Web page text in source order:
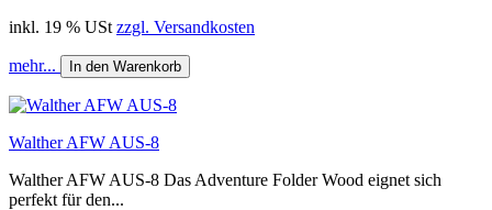
inkl. 19 % USt zzgl. Versandkosten
mehr... In den Warenkorb
Walther AFW AUS-8
Walther AFW AUS-8 Das Adventure Folder Wood eignet sich
perfekt für den...